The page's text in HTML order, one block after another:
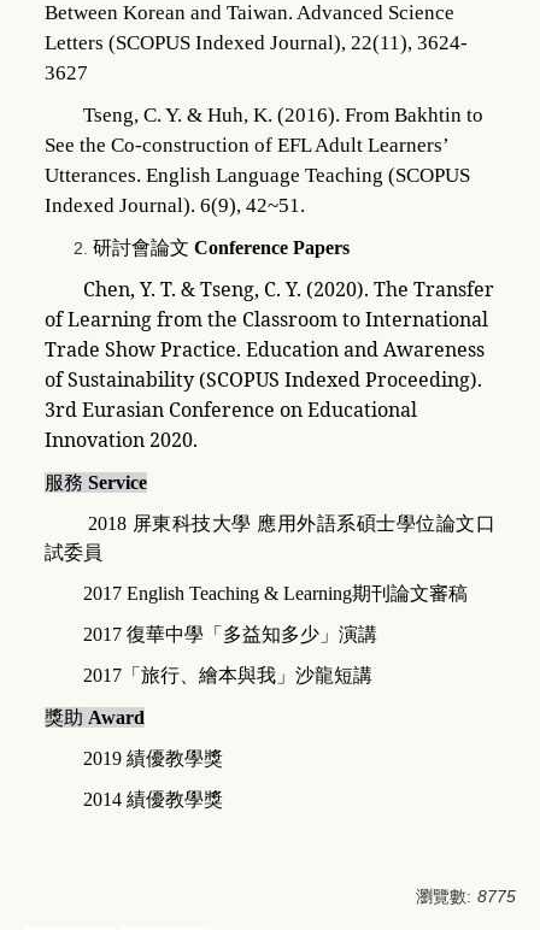
Between Korean and Taiwan. Advanced Science
Letters (SCOPUS Indexed Journal), 22(11), 3624-
3627
Tseng, C. Y. & Huh, K. (2016). From Bakhtin to
See the Co-construction of EFL Adult Learners’
Utterances. English Language Teaching (SCOPUS
Indexed Journal). 6(9), 42~51.
研討會論文 Conference Papers
Chen, Y. T. & Tseng, C. Y. (2020). The Transfer
of Learning from the Classroom toInternational
Trade Show Practice. Education and Awareness
of Sustainability (SCOPUS Indexed Proceeding).
3rd Eurasian Conference on Educational
Innovation 2020.
服務 Service
2018 屏東科技大學 應用外語系碩士學位論文口
試委員
2017 English Teaching & Learning期刊論文審稿
2017 復華中學「多益知多少」演講
2017「旅行、繪本與我」沙龍短講
獎助 Award
2019 績優教學獎
2014 績優教學獎
瀏覽數: 8775